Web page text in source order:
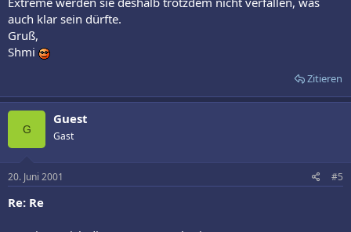
auch klar sein dürfte.
Gruß,
Shmi
Zitieren
G
Guest
Gast
20. Juni 2001 #5
Re: Re